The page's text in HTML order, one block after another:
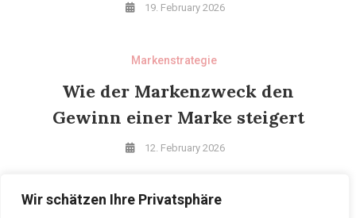
Wir schätzen Ihre Privatsphäre
19. February 2026
Markenstrategie
Wie der Markenzweck den
Gewinn einer Marke steigert
12. February 2026
Markenstrategie